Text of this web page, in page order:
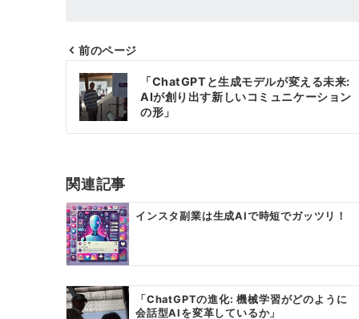
投
稿
ナ
ゲ
ー
シ
ョ
ン
前のページ
「ChatGPTと生成モデルが変える未来:
AIが創り出す新しいコミュニケーション
の形」
関連記事
インスタ副業は生成AIで時短でガッツリ！
「ChatGPTの進化: 機械学習がどのように
会話型AIを変革しているか」